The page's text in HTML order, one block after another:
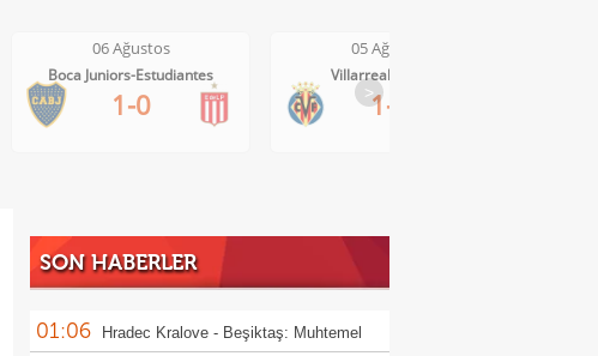
06 Ağustos
Boca Juniors-Estudiantes
1-0
05 Ağustos
Villarreal-Levante
1-0
>
SON HABERLER
01:06 Hradec Kralove - Beşiktaş: Muhtemel